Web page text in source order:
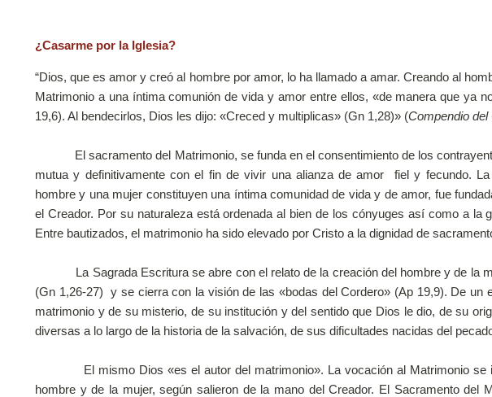
¿Casarme por la Iglesia?
“Dios, que es amor y creó al hombre por amor, lo ha llamado a amar. Creando al
Matrimonio a una íntima comunión de vida y amor entre ellos, «de manera que ya
19,6). Al bendecirlos, Dios les dijo: «Creced y multiplicas» (Gn 1,28)» (Compendio
El sacramento del Matrimonio, se funda en el consentimiento de los
mutua y definitivamente con el fin de vivir una alianza de amor fiel y fecundo.
hombre y una mujer constituyen una íntima comunidad de vida y de amor, fue
el Creador. Por su naturaleza está ordenada al bien de los cónyuges así como a la
Entre bautizados, el matrimonio ha sido elevado por Cristo a la dignidad de
La Sagrada Escritura se abre con el relato de la creación del hombre y de la
(Gn 1,26-27) y se cierra con la visión de las «bodas del Cordero» (Ap 19,9). De un
matrimonio y de su misterio, de su institución y del sentido que Dios le dio, de su
diversas a lo largo de la historia de la salvación, de sus dificultades nacidas del
El mismo Dios «es el autor del matrimonio». La vocación al Matrimonio se
hombre y de la mujer, según salieron de la mano del Creador. El Sacramento del